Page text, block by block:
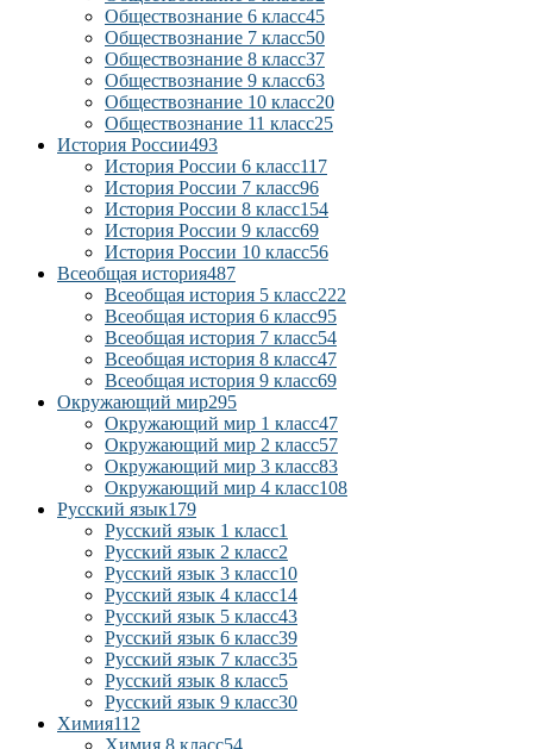
Обществознание 6 класс45
Обществознание 7 класс50
Обществознание 8 класс37
Обществознание 9 класс63
Обществознание 10 класс20
Обществознание 11 класс25
История России493
История России 6 класс117
История России 7 класс96
История России 8 класс154
История России 9 класс69
История России 10 класс56
Всеобщая история487
Всеобщая история 5 класс222
Всеобщая история 6 класс95
Всеобщая история 7 класс54
Всеобщая история 8 класс47
Всеобщая история 9 класс69
Окружающий мир295
Окружающий мир 1 класс47
Окружающий мир 2 класс57
Окружающий мир 3 класс83
Окружающий мир 4 класс108
Русский язык179
Русский язык 1 класс1
Русский язык 2 класс2
Русский язык 3 класс10
Русский язык 4 класс14
Русский язык 5 класс43
Русский язык 6 класс39
Русский язык 7 класс35
Русский язык 8 класс5
Русский язык 9 класс30
Химия112
Химия 8 класс54